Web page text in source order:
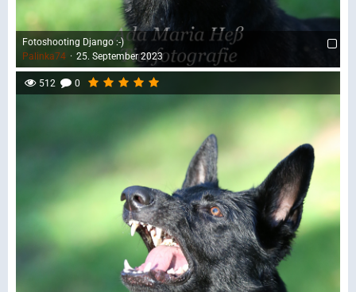
Fotoshooting Django :-)
Palinka74
25. September 2023
512 0